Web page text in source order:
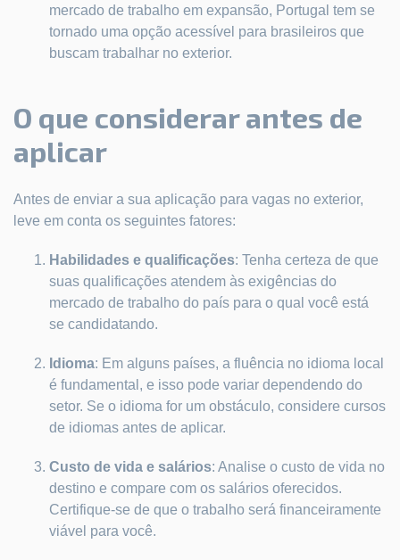
mercado de trabalho em expansão, Portugal tem se
tornado uma opção acessível para brasileiros que
buscam trabalhar no exterior.
O que considerar antes de
aplicar
Antes de enviar a sua aplicação para vagas no exterior,
leve em conta os seguintes fatores:
Habilidades e qualificações: Tenha certeza de que
suas qualificações atendem às exigências do
mercado de trabalho do país para o qual você está
se candidatando.
Idioma: Em alguns países, a fluência no idioma local
é fundamental, e isso pode variar dependendo do
setor. Se o idioma for um obstáculo, considere cursos
de idiomas antes de aplicar.
Custo de vida e salários: Analise o custo de vida no
destino e compare com os salários oferecidos.
Certifique-se de que o trabalho será financeiramente
viável para você.